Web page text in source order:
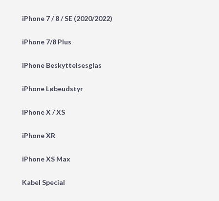
iPhone 7 / 8 / SE (2020/2022)
iPhone 7/8 Plus
iPhone Beskyttelsesglas
iPhone Løbeudstyr
iPhone X / XS
iPhone XR
iPhone XS Max
Kabel Special